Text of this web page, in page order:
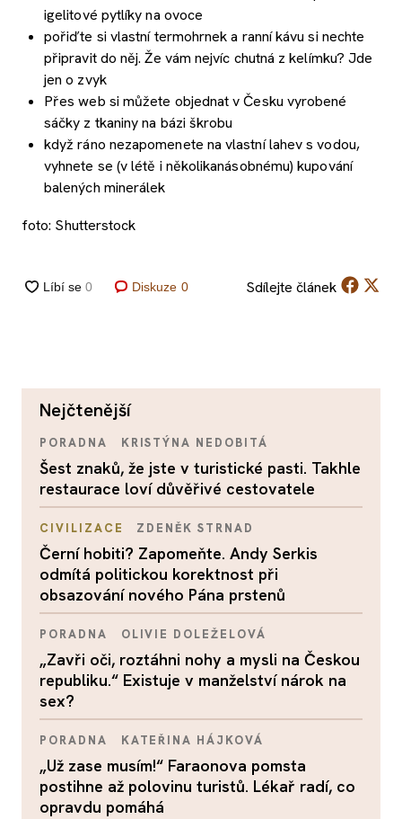
igelitové pytlíky na ovoce
pořiďte si vlastní termohrnek a ranní kávu si nechte
připravit do něj. Že vám nejvíc chutná z kelímku? Jde
jen o zvyk
Přes web si můžete objednat v Česku vyrobené
sáčky z tkaniny na bázi škrobu
když ráno nezapomenete na vlastní lahev s vodou,
vyhnete se (v létě i několikanásobnému) kupování
balených minerálek
foto: Shutterstock
Diskuze 0 Sdílejte článek
nejčtenější
PORADNA KRISTÝNA NEDOBITÁ
Šest znaků, že jste v turistické pasti. Takhle
restaurace loví důvěřivé cestovatele
CIVILIZACE ZDENĚK STRNAD
Černí hobiti? Zapomeňte. Andy Serkis
odmítá politickou korektnost při
obsazování nového Pána prstenů
PORADNA OLIVIE DOLEŽELOVÁ
„Zavři oči, roztáhni nohy a mysli na Českou
republiku.“ Existuje v manželství nárok na
sex?
PORADNA KATEŘINA HÁJKOVÁ
„Už zase musím!“ Faraonova pomsta
postihne až polovinu turistů. Lékař radí, co
opravdu pomáhá